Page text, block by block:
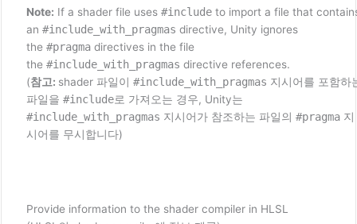
Note: If a shader file uses #includeto import a file that
an #include_with_pragmas directive, Unity ignores
the #pragmadirectives in the file
the #include_with_pragmas directive references.
(참고: shader 파일이 #include_with_pragmas 지시어를 포함하
파일을 #include로 가져오는 경우, Unity는
#include_with_pragmas 지시어가 참조하는 파일의 #pragma지
시어를 무시합니다)
Provide information to the shader compiler in HLSL